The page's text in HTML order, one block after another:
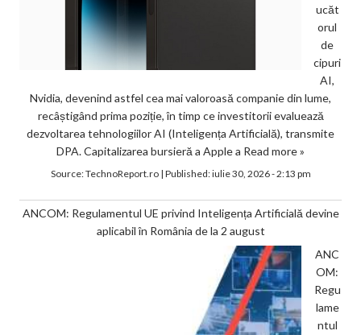
ucăt
orul
de
cipuri
AI,
Nvidia, devenind astfel cea mai valoroasă companie din lume,
recâștigând prima poziție, în timp ce investitorii evaluează
dezvoltarea tehnologiilor AI (Inteligența Artificială), transmite
DPA. Capitalizarea bursieră a Apple a Read more »
Source:TechnoReport.ro| Published:iulie 30, 2026 - 2:13 pm
ANCOM: Regulamentul UE privind Inteligența Artificială devine
aplicabil în România de la 2 august
ANC
OM:
Regu
lame
ntul